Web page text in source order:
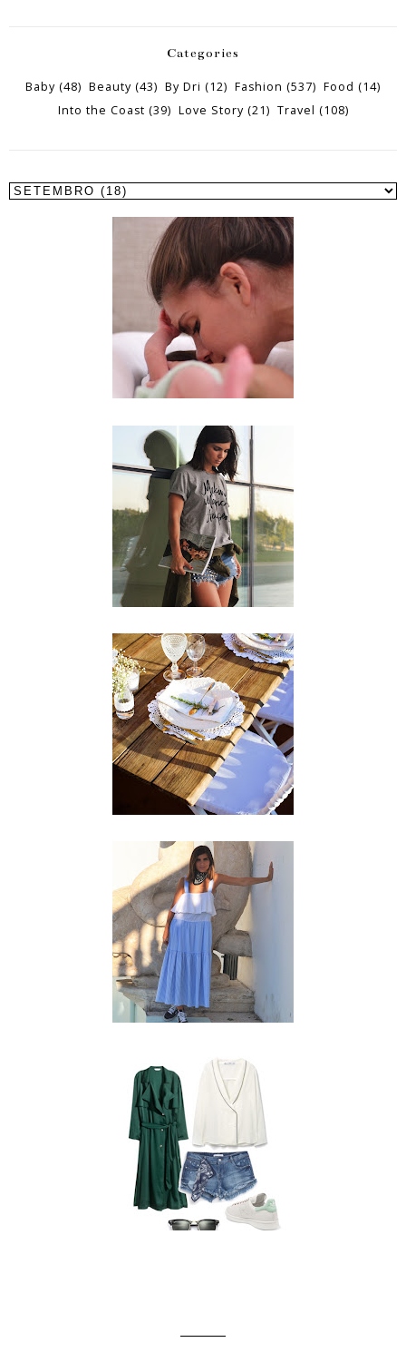
Categories
Baby (48) Beauty (43) By Dri (12) Fashion (537) Food (14)
Into the Coast (39) Love Story (21) Travel (108)